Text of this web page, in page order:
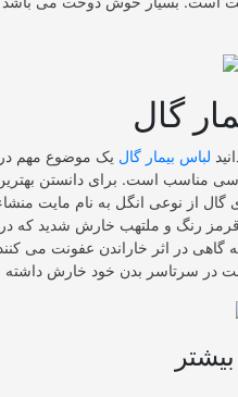
گال
لباس بیمار گال یک موضوع مهم در
مناسب است. برای دانستن بهترین
گال از نوعی انگل به نام مایت
قرمز رنگ و ملتهب خارش شدید که
گاهی در اثر خاراندن عفونت می